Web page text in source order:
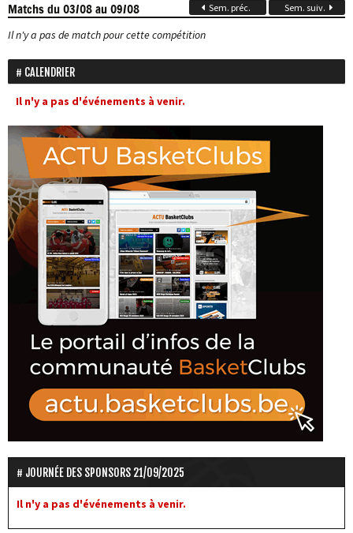
Matchsdu 03/08 au 09/08 Sem. préc. Sem. suiv.
Il n'y a pas de match pour cette compétition
CALENDRIER
Il n'y a pas d'événements à venir.
JOURNÉE DES SPONSORS 21/09/2025
Il n'y a pas d'événements à venir.